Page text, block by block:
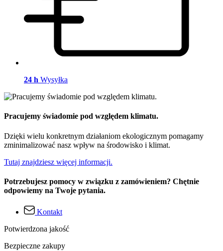
24 h Wysyłka
Pracujemy świadomie pod względem klimatu.
Dzięki wielu konkretnym działaniom ekologicznym pomagamy
zminimalizować nasz wpływ na środowisko i klimat.
Tutaj znajdziesz więcej informacji.
Potrzebujesz pomocy w związku z zamówieniem? Chętnie
odpowiemy na Twoje pytania.
Kontakt
Potwierdzona jakość
Bezpieczne zakupy